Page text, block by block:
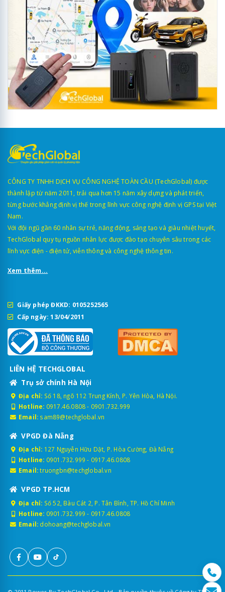
CÔNG TY TNHH DỊCH VỤ CÔNG NGHỆ TOÀN CẦU (TechGlobal) được
thành lập từ năm 2011, trải qua hơn 15 năm xây dựng và phát triển,
từng bước khẳng định vị thế trong lĩnh vực công nghệ định vị GPS tại Việt
Nam.
Với đội ngũ gần 60 nhân sự trẻ, năng động, sáng tạo và giàu nhiệt huyết,
TechGlobal quy tụ nguồn nhân lực được đào tạo chuyên sâu trong các
lĩnh vực điện - điện tử, viễn thông và công nghệ thông tin.
Xem thêm...
Giấy phép ĐKKD: 0105252565
Cấp ngày: 13/04/2011
LIÊN HỆ TECHGLOBAL
Trụ sở chính Hà Nội
Địa chỉ: Số 18, ngõ 112 Trung Kính, P. Yên Hòa, Hà Nội.
Hotline: 0917.46.0808- 0901.732.999
Email: sam89@techglobal.vn
VPGD Đà Nẵng
Địa chỉ: 127 Nguyễn Hữu Dật, P. Hòa Cường, Đà Nẵng
Hotline: 0901.732.999 - 0917.46.0808
Email: truongbn@techglobal.vn
VPGD TP.HCM
Địa chỉ: Số 52, Bàu Cát 2, P. Tân Bình, TP. Hồ Chí Minh
Hotline: 0901.732.999 - 0917.46.0808
Email: dohoang@techglobal.vn